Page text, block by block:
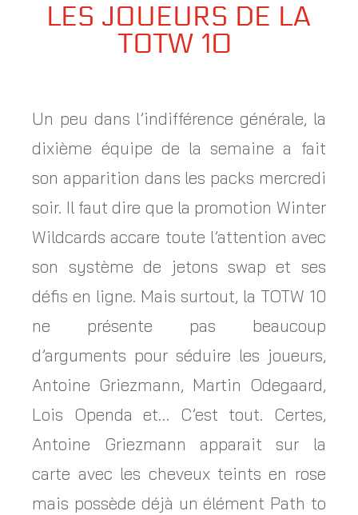
LES JOUEURS DE LA
TOTW 10
Un peu dans l’indifférence générale, la
dixième équipe de la semaine a fait
son apparition dans les packs mercredi
soir. Il faut dire que la promotion Winter
Wildcards accare toute l’attention avec
son système de jetons swap et ses
défis en ligne. Mais surtout, la TOTW 10
ne présente pas beaucoup
d’arguments pour séduire les joueurs,
Antoine Griezmann, Martin Odegaard,
Lois Openda et… C’est tout. Certes,
Antoine Griezmann apparait sur la
carte avec les cheveux teints en rose
mais possède déjà un élément Path to